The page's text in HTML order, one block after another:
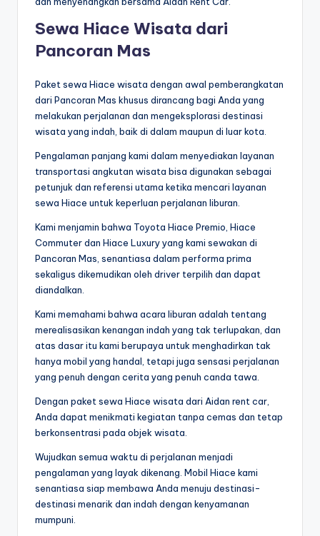
Sewa Hiace Wisata dari
Pancoran Mas
Paket sewa Hiace wisata dengan awal pemberangkatan
dari Pancoran Mas khusus dirancang bagi Anda yang
melakukan perjalanan dan mengeksplorasi destinasi
wisata yang indah, baik di dalam maupun di luar kota.
Pengalaman panjang kami dalam menyediakan layanan
transportasi angkutan wisata bisa digunakan sebagai
petunjuk dan referensi utama ketika mencari layanan
sewa Hiace untuk keperluan perjalanan liburan.
Kami menjamin bahwa Toyota Hiace Premio, Hiace
Commuter dan Hiace Luxury yang kami sewakan di
Pancoran Mas, senantiasa dalam performa prima
sekaligus dikemudikan oleh driver terpilih dan dapat
diandalkan.
Kami memahami bahwa acara liburan adalah tentang
merealisasikan kenangan indah yang tak terlupakan, dan
atas dasar itu kami berupaya untuk menghadirkan tak
hanya mobil yang handal, tetapi juga sensasi perjalanan
yang penuh dengan cerita yang penuh canda tawa.
Dengan paket sewa Hiace wisata dari Aidan rent car,
Anda dapat menikmati kegiatan tanpa cemas dan tetap
berkonsentrasi pada objek wisata.
Wujudkan semua waktu di perjalanan menjadi
pengalaman yang layak dikenang. Mobil Hiace kami
senantiasa siap membawa Anda menuju destinasi-
destinasi menarik dan indah dengan kenyamanan
mumpuni.